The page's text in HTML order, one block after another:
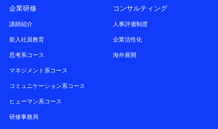
当社では、ご本人様が容易に認識出来ない
を取得することは一切いたしません。
企業研修
講師紹介
新入社員教育
思考系コース
マネジメント系コース
コミュニケーション系コース
ヒューマン系コース
研修事務局
コンサルティング
人事評価制度
企業活性化
海外展開